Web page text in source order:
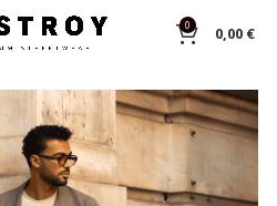
0 0,00 €